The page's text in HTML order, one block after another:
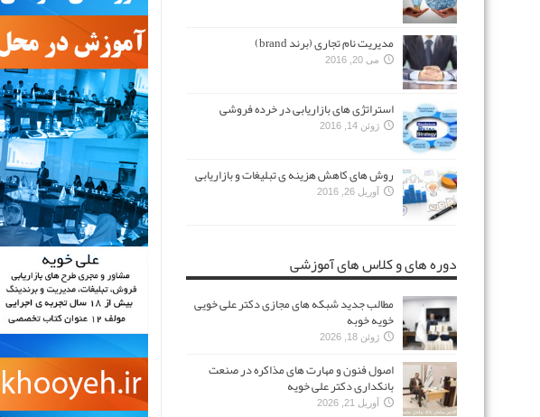
مدیریت نام تجاری (برند brand)
می 20, 2016
استراتژی های بازاریابی در خرده فروشی
ژوئن 14, 2016
روش های کاهش هزینه ی تبلیغات و بازاریابی
آوریل 26, 2016
دوره های و کلاس های آموزشی
مطالب جدید شبکه های مجازی دکتر علی خویی
خویه خوبه
ژوئن 18, 2026
اصول فنون و مهارت های مذاکره در صنعت
بانکداری دکتر علی خویه
آوریل 21, 2026